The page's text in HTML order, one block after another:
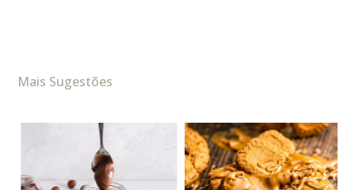
Mais Sugestões